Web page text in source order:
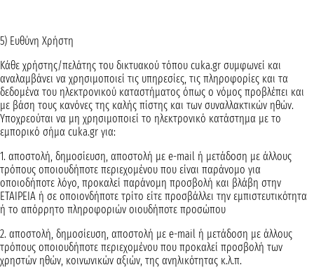
5) Ευθύνη Χρήστη
Κάθε χρήστης/πελάτης του δικτυακού τόπου cuka.gr συμφωνεί και
αναλαμβάνει να χρησιμοποιεί τις υπηρεσίες, τις πληροφορίες και τα
δεδομένα του ηλεκτρονικού καταστήματος όπως ο νόμος προβλέπει και
με βάση τους κανόνες της καλής πίστης και των συναλλακτικών ηθών.
Υποχρεούται να μη χρησιμοποιεί τo ηλεκτρονικό κατάστημα με το
εμπορικό σήμα cuka.gr για:
1. αποστολή, δημοσίευση, αποστολή με e-mail ή μετάδοση με άλλους
τρόπους οποιουδήποτε περιεχομένου που είναι παράνομο για
οποιοδήποτε λόγο, προκαλεί παράνομη προσβολή και βλάβη στην
ΕΤΑΙΡΕΙΑ ή σε οποιονδήποτε τρίτο είτε προσβάλλει την εμπιστευτικότητα
ή το απόρρητο πληροφοριών οιουδήποτε προσώπου
2. αποστολή, δημοσίευση, αποστολή με e-mail ή μετάδοση με άλλους
τρόπους οποιουδήποτε περιεχομένου που προκαλεί προσβολή των
χρηστών ηθών, κοινωνικών αξιών, της ανηλικότητας κ.λ.π.